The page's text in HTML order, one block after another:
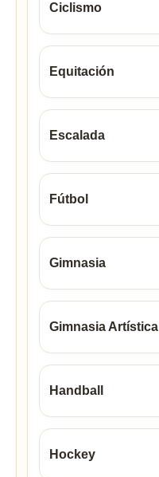
Ciclismo
Equitación
Escalada
Fútbol
Gimnasia
Gimnasia Artística
Handball
Hockey